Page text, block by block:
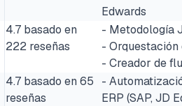
Edwards
4.7 basado en
222 reseñas
- Metodología
-
- Creador de
4.7 basado en 65
reseñas
-
ERP (SAP, JD